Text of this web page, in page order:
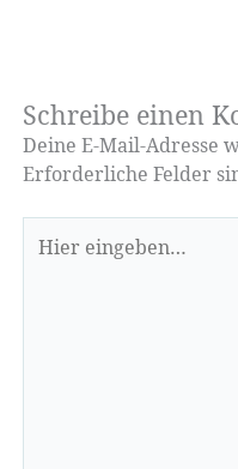
Schreibe einen
Deine E-Mail-Adresse
Erforderliche Felder
eingeben…